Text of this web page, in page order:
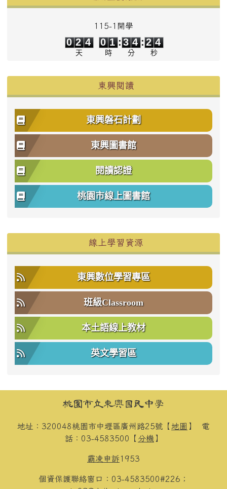
115-1開學
0 2 4
天
0
0
1
1
時
:
3
3
4
4
分
: 2 4
秒
東興閱讀
東興磐石計劃
東興圖書館
閱讀認證
桃園市線上圖書館
線上學習資源
東興數位學習專區
班級Classroom
本土語線上教材
英文學習區
頁尾區域內容桃園市立東興國民中學
地址：320048桃園市中壢區廣州路25號【 地圖 】 電
話：03-4583500【 分機 】
霸凌申訴1953
個資保護聯絡窗口：03-4583500#226；